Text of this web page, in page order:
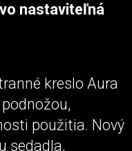
nastaviteľná
kreslo Aura
použitia. Nový
sedadla,